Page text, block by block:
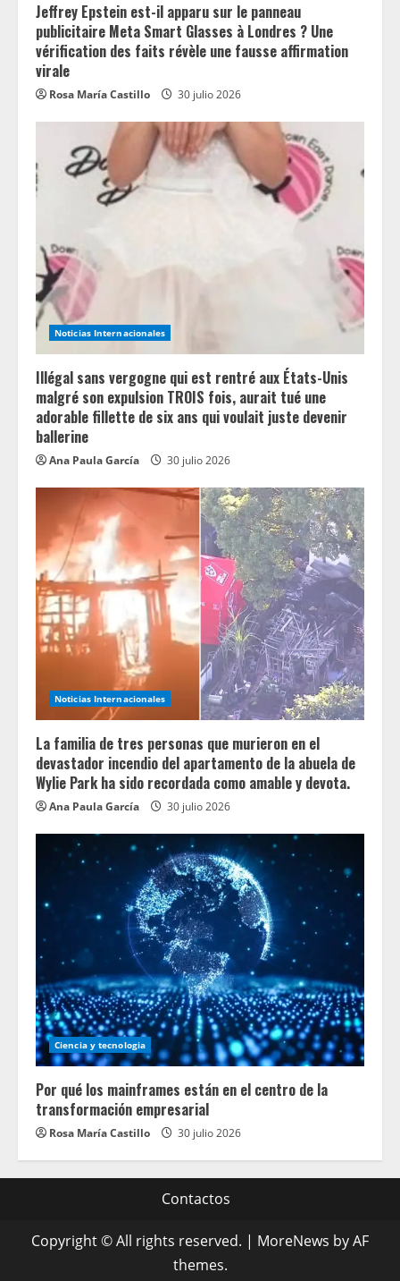
Jeffrey Epstein est-il apparu sur le panneau
publicitaire Meta Smart Glasses à Londres ? Une
vérification des faits révèle une fausse affirmation
virale
Rosa María Castillo 30 julio 2026
Noticias Internacionales
Illégal sans vergogne qui est rentré aux États-Unis
malgré son expulsion TROIS fois, aurait tué une
adorable fillette de six ans qui voulait juste devenir
ballerine
Ana Paula García 30 julio 2026
Noticias Internacionales
La familia de tres personas que murieron en el
devastador incendio del apartamento de la abuela de
Wylie Park ha sido recordada como amable y devota.
Ana Paula García 30 julio 2026
Ciencia y tecnologia
Por qué los mainframes están en el centro de la
transformación empresarial
Rosa María Castillo 30 julio 2026
Contactos
Copyright © All rights reserved. | MoreNews by AF
themes.